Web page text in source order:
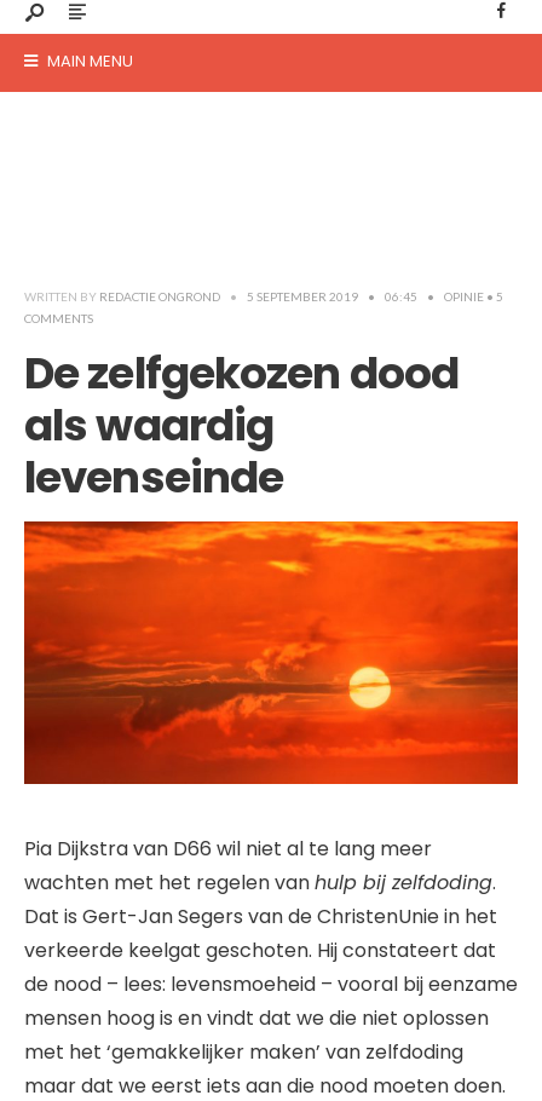
MAIN MENU
WRITTEN BY REDACTIE ONGROND • 5 SEPTEMBER 2019 • 06:45 • OPINIE • 5
COMMENTS
De zelfgekozen dood
als waardig
levenseinde
Pia Dijkstra van D66 wil niet al te lang meer
wachten met het regelen vanhulp bij zelfdoding.
Dat is Gert-Jan Segers van de ChristenUnie in het
verkeerde keelgat geschoten. Hij constateert dat
de nood – lees: levensmoeheid – vooral bij eenzame
mensen hoog is en vindt dat we die niet oplossen
met het ‘gemakkelijker maken’ van zelfdoding
maar dat we eerst iets aan die nood moeten doen.